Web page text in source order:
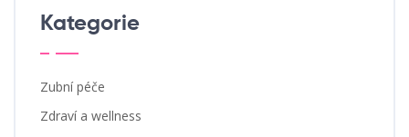
Kategorie
Zubní péče
Zdraví a wellness